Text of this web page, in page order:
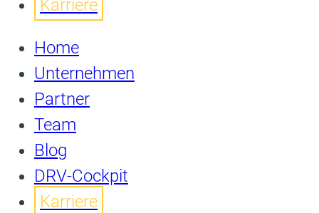
Karriere
Home
Unternehmen
Partner
Team
Blog
DRV-Cockpit
Karriere